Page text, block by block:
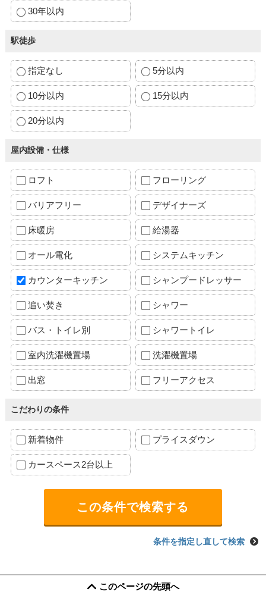
30年以内
駅徒歩
指定なし 5分以内
10分以内 15分以内
20分以内
屋内設備・仕様
ロフト フローリング
バリアフリー デザイナーズ
床暖房 給湯器
オール電化 システムキッチン
カウンターキッチン シャンプードレッサー
追い焚き シャワー
バス・トイレ別 シャワートイレ
室内洗濯機置場 洗濯機置場
出窓 フリーアクセス
こだわりの条件
新着物件 プライスダウン
カースペース2台以上
条件を指定し直して検索
このページの先頭へ